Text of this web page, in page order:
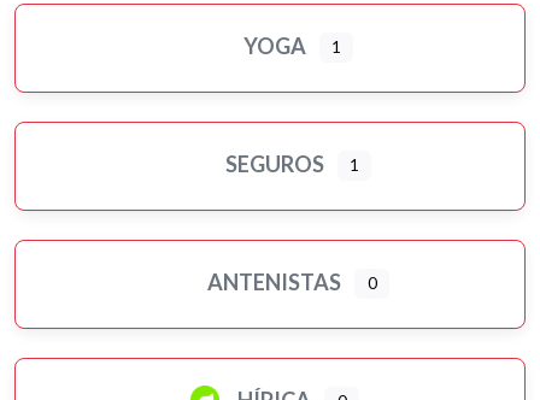
YOGA 1
SEGUROS 1
ANTENISTAS 0